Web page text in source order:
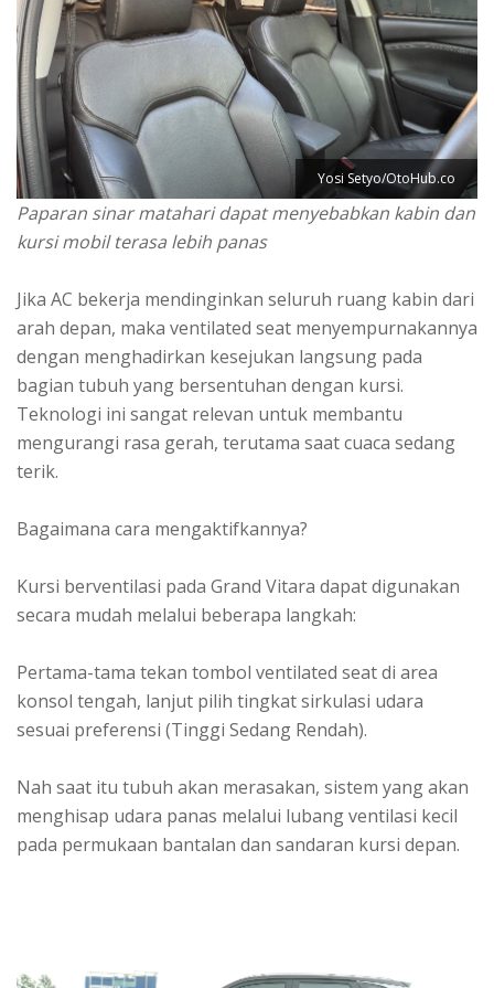
Yosi Setyo/OtoHub.co
Paparan sinar matahari dapat menyebabkan kabin dan
kursi mobil terasa lebih panas
Jika AC bekerja mendinginkan seluruh ruang kabin dari
arah depan, maka ventilated seat menyempurnakannya
dengan menghadirkan kesejukan langsung pada
bagian tubuh yang bersentuhan dengan kursi.
Teknologi ini sangat relevan untuk membantu
mengurangi rasa gerah, terutama saat cuaca sedang
terik.
Bagaimana cara mengaktifkannya?
Kursi berventilasi pada Grand Vitara dapat digunakan
secara mudah melalui beberapa langkah:
Pertama-tama tekan tombol ventilated seat di area
konsol tengah, lanjut pilih tingkat sirkulasi udara
sesuai preferensi (Tinggi Sedang Rendah).
Nah saat itu tubuh akan merasakan, sistem yang akan
menghisap udara panas melalui lubang ventilasi kecil
pada permukaan bantalan dan sandaran kursi depan.